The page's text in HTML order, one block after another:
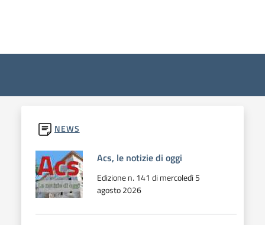
NEWS
Acs, le notizie di oggi
Edizione n. 141 di mercoledì 5
agosto 2026